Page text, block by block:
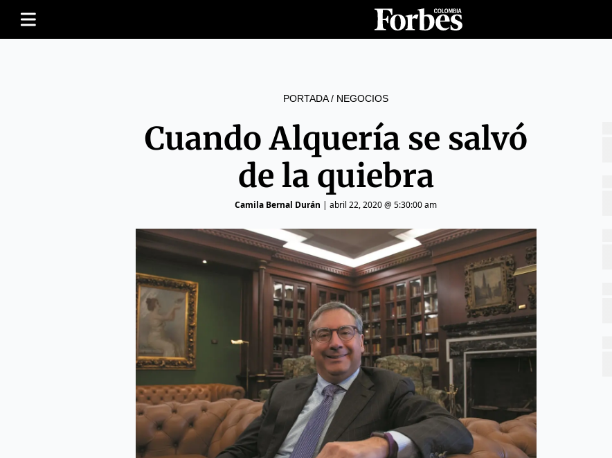
PORTADA/ NEGOCIOS
Cuando Alquería se salvó
de la quiebra
Camila Bernal Durán | abril 22, 2020 @ 5:30:00 am